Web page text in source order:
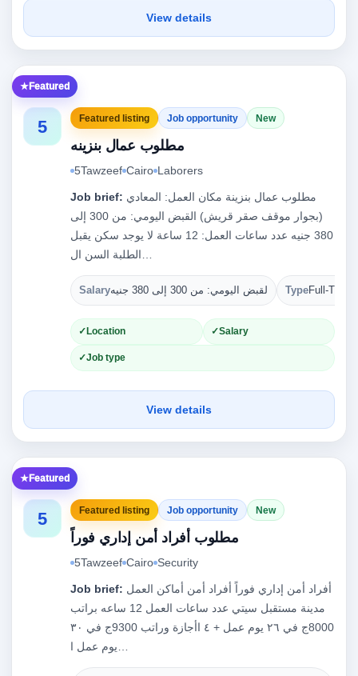
View details
Featured
5 Featured listing Job opportunity New
مطلوب عمال بنزينه
5Tawzeef Cairo Laborers
Job brief:
(بجوار موقف صقر قريش) القبض اليومي: من 300 إلى
380 جنيه عدد ساعات العمل: 12 ساعة لا يوجد سكن يقبل
Salary لقبض اليومي: من 300 إلى 380 جنيه TypeFull-Time
Location Salary
Job type
View details
Featured
5 Featured listing Job opportunity New
مطلوب أفراد أمن إداري فوراً
5Tawzeef Cairo Security
Job brief:
مدينة مستقبل سيتي عدد ساعات العمل 12 ساعه براتب
8000ج في ٢٦ يوم عمل + ٤ اأجازة وراتب 9300ج في ٣٠